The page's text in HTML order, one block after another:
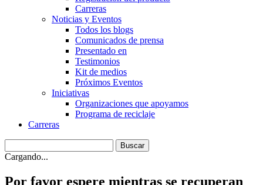
Carreras
Noticias y Eventos
Todos los blogs
Comunicados de prensa
Presentado en
Testimonios
Kit de medios
Próximos Eventos
Iniciativas
Organizaciones que apoyamos
Programa de reciclaje
Carreras
Cargando...
Por favor espere mientras se recuperan